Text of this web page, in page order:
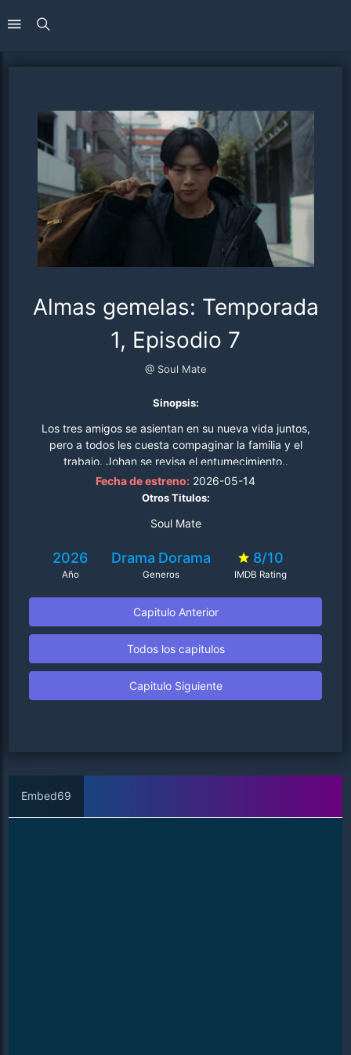
Almas gemelas: Temporada
1, Episodio 7
@ Soul Mate
Sinopsis:
Los tres amigos se asientan en su nueva vida juntos,
pero a todos les cuesta compaginar la familia y el
trabajo. Johan se revisa el entumecimiento..
Fecha de estreno: 2026-05-14
Otros Titulos:
Soul Mate
2026
Año
Drama Dorama
Generos
8/10
IMDB Rating
Capitulo Anterior
Todos los capitulos
Capitulo Siguiente
Embed69